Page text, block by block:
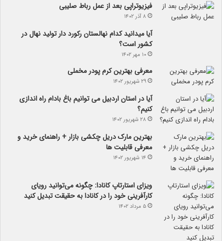
فیزیوتراپی بعد از عمل رباط صلیبی
۸ آذر ۱۴۰۲
آیا می­دانید کدام نهالستان رکورد دار تولید نهال­ در
کشور است؟
۱۰ مهر ۱۴۰۲
معرفی بهترین کرم پودر مخملی
۲۹ شهریور ۱۴۰۲
آیا در استان اردبیل می توانیم باغ بادام راه اندازی
کنیم؟
۲۸ شهریور ۱۴۰۲
بهترین مارک دریل چکشی بازار + راهنمای خرید و
معرفی قابلیت ها
۱۴ شهریور ۱۴۰۲
ویزای استارتاپ کانادا: چگونه می‌توانید رویای
کارآفرینی خود را در کانادا به حقیقت تبدیل کنید
۵ مرداد ۱۴۰۲